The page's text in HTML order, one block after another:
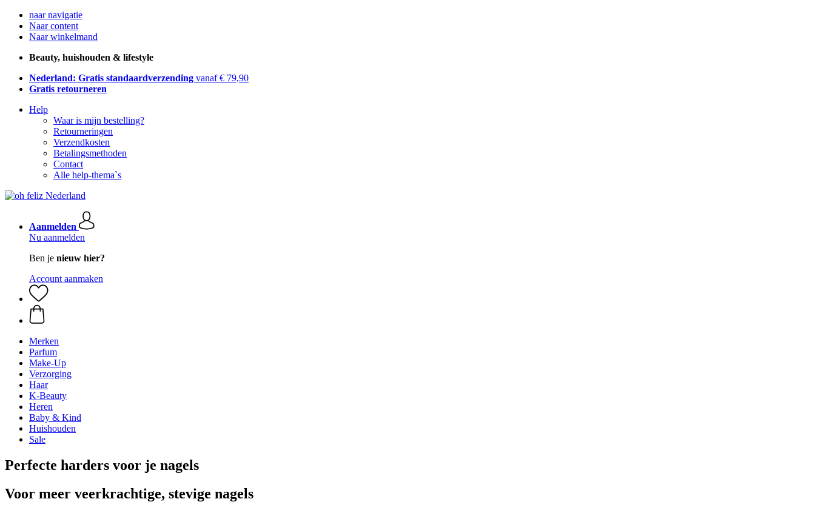
naar navigatie
Naar content
Naar winkelmand
Beauty, huishouden & lifestyle
Nederland: Gratis standaardverzending vanaf € 79,90
Gratis retourneren
Help
Waar is mijn bestelling?
Retourneringen
Verzendkosten
Betalingsmethoden
Contact
Alle help-thema`s
Aanmelden
Nu aanmelden
Ben je nieuw hier?
Account aanmaken
Merken
Parfum
Make-Up
Verzorging
Haar
K-Beauty
Heren
Baby & Kind
Huishouden
Sale
Perfecte harders voor je nagels
Voor meer veerkrachtige, stevige nagels